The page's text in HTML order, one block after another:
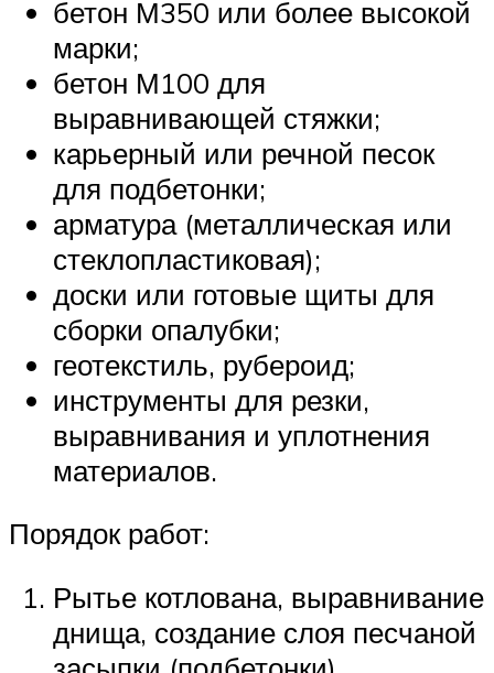
бетон М350 или более высокой
марки;
бетон М100 для
выравнивающей стяжки;
карьерный или речной песок
для подбетонки;
арматура (металлическая или
стеклопластиковая);
доски или готовые щиты для
сборки опалубки;
геотекстиль, рубероид;
инструменты для резки,
выравнивания и уплотнения
материалов.
Порядок работ:
Рытье котлована, выравнивание
днища, создание слоя песчаной